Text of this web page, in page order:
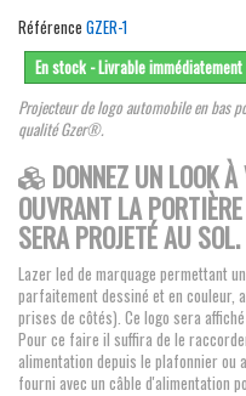
Référence GZER-1
En stock - Livrable immédiatement
Projecteur de logo automobile en bas
qualité Gzer®.
DONNEZ UN LOOK
OUVRANT LA
SERA PROJETÉ AU SOL.
Lazer led de marquage permettant
parfaitement dessiné et en couleur,
prises de côtés). Ce logo sera
Pour ce faire il suffira de le
alimentation depuis le plafonnier ou
fourni avec un câble d'alimentation